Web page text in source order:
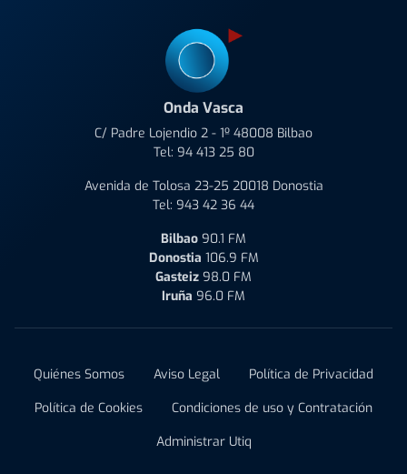
Onda Vasca
C/ Padre Lojendio 2 - 1º 48008 Bilbao
Tel: 94 413 25 80
Avenida de Tolosa 23-25 20018 Donostia
Tel: 943 42 36 44
Bilbao 90.1 FM
Donostia 106.9 FM
Gasteiz 98.0 FM
Iruña 96.0 FM
Quiénes Somos Aviso Legal
Política de Privacidad
Política de Cookies
Condiciones de uso y Contratación
Administrar Utiq